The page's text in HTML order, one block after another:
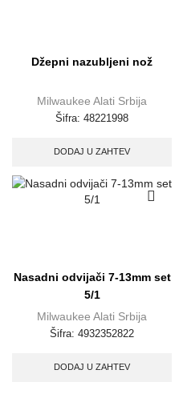
Džepni nazubljeni nož
Milwaukee Alati Srbija
Šifra: 48221998
DODAJ U ZAHTEV
Nasadni odvijači 7-13mm set
5/1
Milwaukee Alati Srbija
Šifra: 4932352822
DODAJ U ZAHTEV